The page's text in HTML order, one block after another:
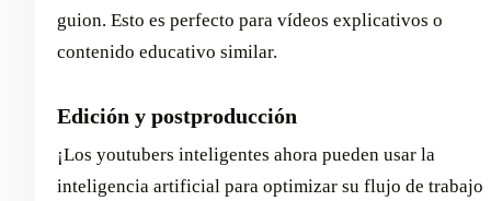
guion. Esto es perfecto para vídeos explicativos o
contenido educativo similar.
Edición y postproducción
¡Los youtubers inteligentes ahora pueden usar la
inteligencia artificial para optimizar su flujo de trabajo